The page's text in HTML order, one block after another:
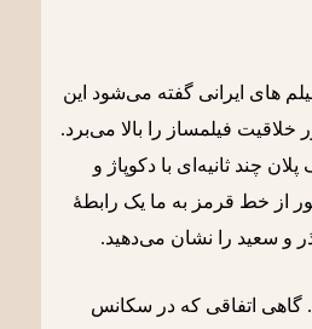
های ایرانی گفته می‌شود این
فیلمساز را بالا می‌برد.
چند ثانیه‌ای با دکوپاژ و
از خط قرمز به ما یک رابطۀ
و سعید را نشان می‌دهید.
اتفاقی که در سکانس